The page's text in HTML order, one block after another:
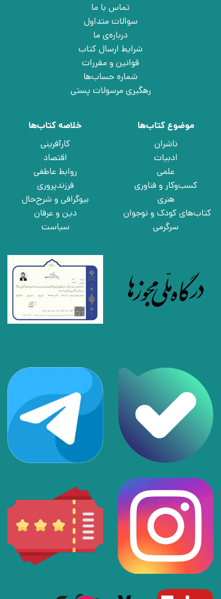
تماس با ما
سوالات متداول
درباره‌ی ما
شرایط ارسال کتاب
قوانین و مقررات
شماره حساب‌ها
رهگیری مرسولات پستی
موضوع کتاب‌ها
ناشران
ادبیات
علمی
کسب‌وکار و فناوری
هنری
کتاب‌های کودک و نوجوان
سرگرمی
خلاصه کتاب‌ها
کارآفرینی
اقتصاد
روابط عاطفی
فرزندپروری
بیوگرافی و شرح‌حال
دین و عرفان
سیاست